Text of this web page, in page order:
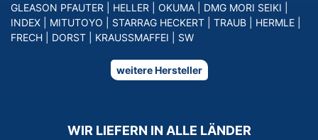
GLEASON PFAUTER
HELLER OKUMA DMG MORI SEIKI
INDEX
MITUTOYO STARRAG HECKERT TRAUB HERMLE
FRECH
DORST KRAUSSMAFFEI SW
weitere Hersteller
WIR LIEFERN IN ALLE LÄNDER